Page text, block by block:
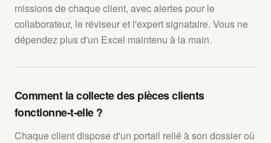
missions de chaque client, avec alertes pour le
collaborateur, le réviseur et l'expert signataire. Vous ne
dépendez plus d'un Excel maintenu à la main.
Comment la collecte des pièces clients
fonctionne-t-elle ?
Chaque client dispose d'un portail relié à son dossier où